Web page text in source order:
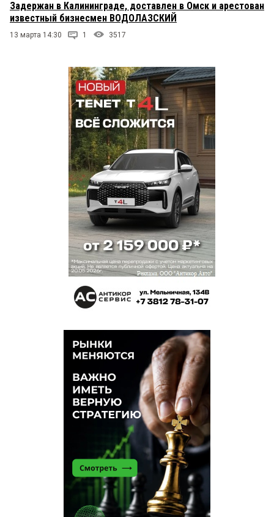
Задержан в Калининграде, доставлен в Омск и арестован
известный бизнесмен ВОДОЛАЗСКИЙ
13 марта 14:30 1 3517